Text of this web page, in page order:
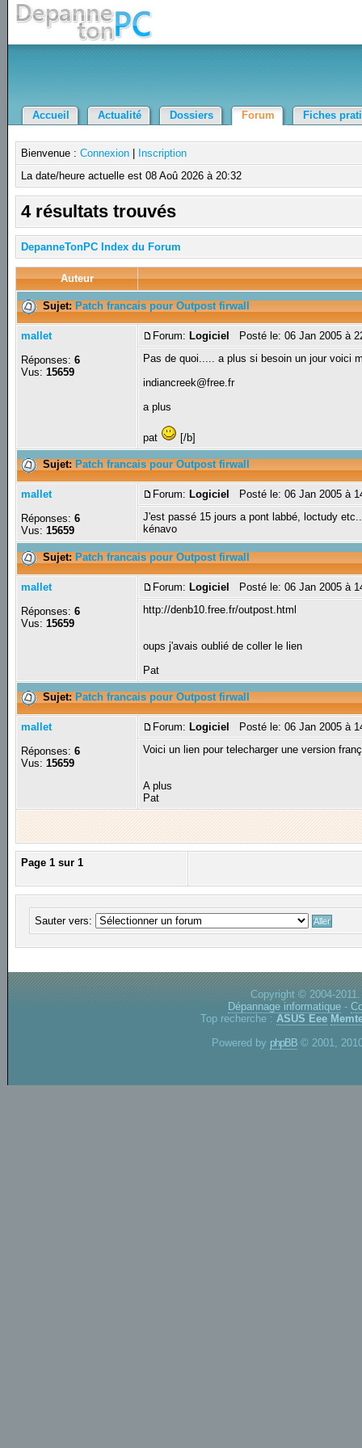
Accueil Actualité Dossiers Forum Fiches
Bienvenue :Connexion
Inscription
La date/heure actuelle est 08 Aoû 2026 à 20:32
4 résultats trouvés
DepanneTonPC Index du Forum
Auteur
Sujet: Patch francais pour Outpost firwall
mallet
Réponses:6
Vus:15659
Forum: Logiciel
Posté le: 06 Jan 2005 à
Pas de quoi..... a plus si besoin un jour voici
indiancreek@free.fr
a plus
pat [/b]
Sujet: Patch francais pour Outpost firwall
mallet
Réponses:6
Vus:15659
Forum: Logiciel
Posté le: 06 Jan 2005 à
J'est passé 15 jours a pont labbé, loctudy
kénavo
Sujet: Patch francais pour Outpost firwall
mallet
Réponses:6
Vus:15659
Forum: Logiciel
Posté le: 06 Jan 2005 à
http://denb10.free.fr/outpost.html
oups j'avais oublié de coller le lien
Pat
Sujet: Patch francais pour Outpost firwall
mallet
Réponses:6
Vus:15659
Forum: Logiciel
Posté le: 06 Jan 2005 à
Voici un lien pour telecharger une version
A plus
Pat
Page1 sur1
Sauter vers:
Copyright © 2004-
Dépannage informatique -
Top recherche : ASUS Eee
Powered by phpBB © 2001,